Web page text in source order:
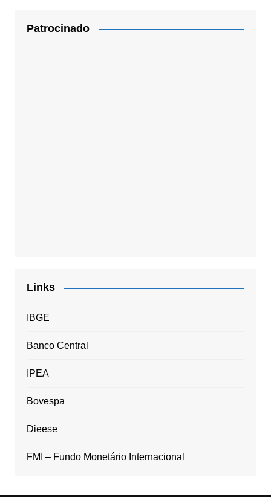
Patrocinado
Links
IBGE
Banco Central
IPEA
Bovespa
Dieese
FMI – Fundo Monetário Internacional